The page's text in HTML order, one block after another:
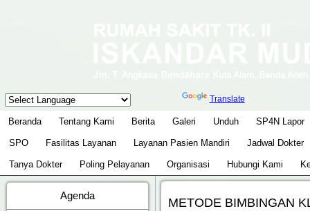
Translate
Beranda Tentang Kami Berita Galeri Unduh SP4N Lapor
SPO Fasilitas Layanan Layanan Pasien Mandiri Jadwal Dokter
Tanya Dokter Poling Pelayanan Organisasi Hubungi Kami
Agenda
METODE BIMBINGAN